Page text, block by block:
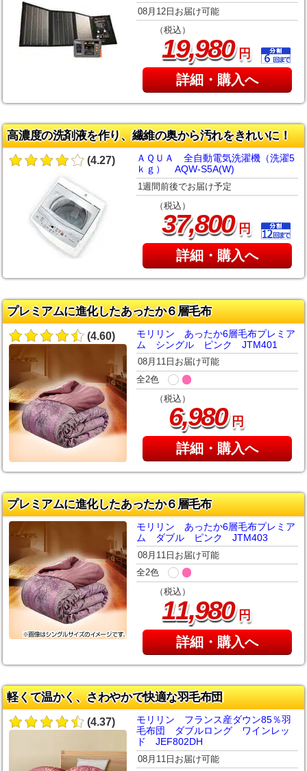
08月12日お届け可能
（税込）
19,980円
詳細・購入へ
高濃度の洗剤液を作り、繊維の奥から汚れをきれいに！
(4.27)
ＡＱＵＡ 全自動電気洗濯機（洗濯5
ｋｇ） AQW-S5A(W)
1週間前後でお届け予定
（税込）
37,800円
詳細・購入へ
プレミアムに進化したあったか６層毛布
(4.60)
モリリン あったか6層毛布プレミア
ム シングル ピンク JTM401
08月11日お届け可能
全2色
（税込）
6,980円
詳細・購入へ
プレミアムに進化したあったか６層毛布
モリリン あったか6層毛布プレミア
ム ダブル ピンク JTM403
08月11日お届け可能
全2色
（税込）
11,980円
詳細・購入へ
軽くて温かく、さわやかで快適な羽毛布団
(4.37)
モリリン フランス産ダウン85％羽
毛布団 ダブルロング ワインレッ
ド JEF802DH
08月11日お届け可能